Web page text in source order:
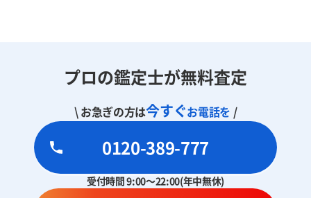
プロの鑑定士が無料査定
\ お急ぎの方は今すぐお電話を /
0120-389-777
受付時間 9:00～22:00(年中無休)